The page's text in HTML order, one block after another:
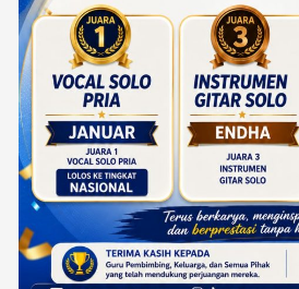
Gemilang
FLS3N
Jawa
2026